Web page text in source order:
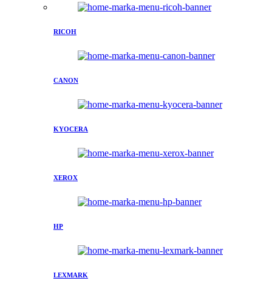
RICOH
CANON
KYOCERA
XEROX
HP
LEXMARK